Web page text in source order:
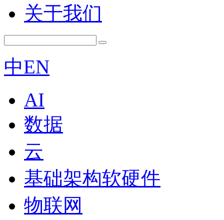
关于我们
中EN
AI
数据
云
基础架构软硬件
物联网